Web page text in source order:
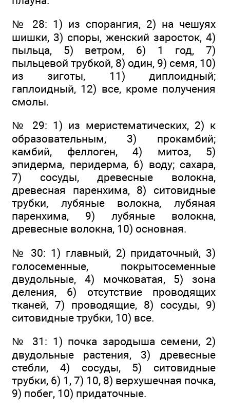
№ 28: 1) из спорангия, 2) на чешуях
шишки, 3) споры, женский заросток, 4)
пыльца, 5) ветром, 6) 1 год, 7)
пыльцевой трубкой, 8) один, 9) семя, 10)
из зиготы, 11) диплоидный;
гаплоидный, 12) все, кроме получения
смолы.
№ 29: 1) из меристематических, 2) к
образовательным, 3) прокамбий;
камбий, феллоген, 4) митоз, 5)
эпидерма, перидерма, 6) воду; сахара,
7) сосуды, древесные волокна,
древесная паренхима, 8) ситовидные
трубки, лубяные волокна, лубяная
паренхима, 9) лубяные волокна,
древесные волокна, 10) основная.
№ 30: 1) главный, 2) придаточный, 3)
голосеменные, покрытосеменные
двудольные, 4) мочковатая, 5) зона
деления, 6) отсутствие проводящих
тканей, 7) проводящие, 8) сосуды, 9)
ситовидные трубки, 10) все.
№ 31: 1) почка зародыша семени, 2)
двудольные растения, 3) древесные
стебли, 4) сосуды, 5) ситовидные
трубки, 6) 1, 7) 10, 8) верхушечная почка,
9) побег, 10) придаточные.